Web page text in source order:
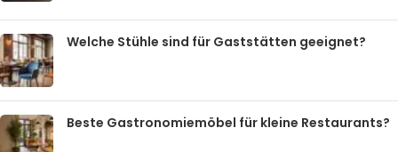
Welche Stühle sind für Gaststätten geeignet?
Beste Gastronomiemöbel für kleine Restaurants?